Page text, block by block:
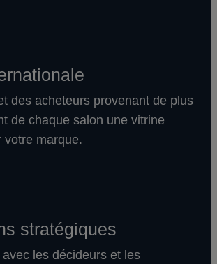
des acheteurs provenant de plus
de chaque salon une vitrine
votre marque.
stratégiques
les décideurs et les